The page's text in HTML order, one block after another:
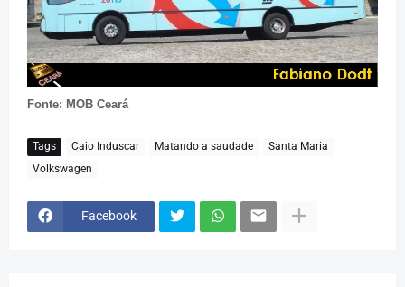
Fonte: MOB Ceará
Tags Caio Induscar Matando a saudade
Santa Maria
Volkswagen
Facebook